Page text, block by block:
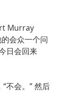
Murray
会众一个问
日会回来
不会。” 然后